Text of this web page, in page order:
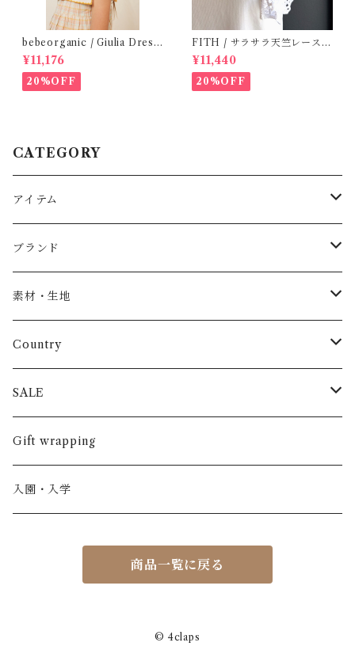
bebeorganic / Giulia Dress
Lagoon Check (2-6y)
¥11,176
20%OFF
FITH / サラサラ天竺レースT
シャツ (White) / 145・155
¥11,440
20%OFF
CATEGORY
アイテム
Baby
トップス
長袖
半袖
パンツ
長ズボン
半ズボン
スカート
ワンピース
カーディガン / 羽織もの
ブランド
AS WE GROW
ARCH&LINE
BABE & TESS
BOBOCHOSES
BONHEUR DU JOUR
素材・生地
コットン 100%
リネン( 麻 )
ウール
アルパカ
Country
France / フランス
Italy / イタリア
NY / ニューヨーク
Spain / スペイン
SALE
男の子
女の子
くつ・帽子・Bag
Gift wrapping
入園・入学
商品一覧に戻る
© 4claps